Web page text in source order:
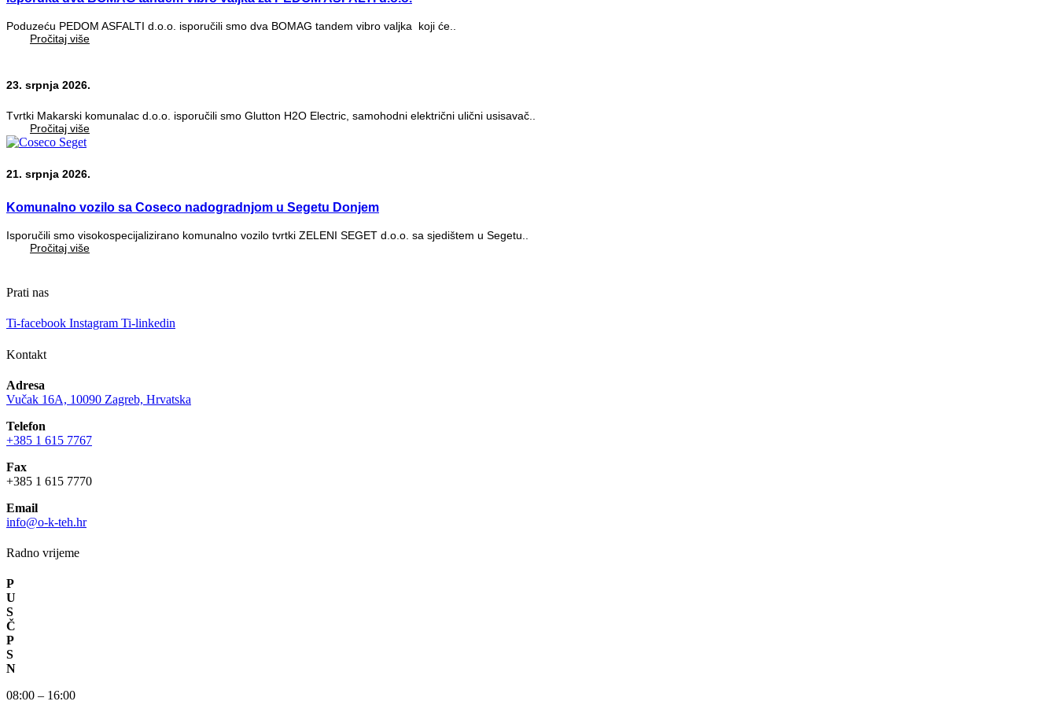
Poduzeću PEDOM ASFALTI d.o.o. isporučili smo dva BOMAG tandem vibro valjka koji će..
Pročitaj više
23. srpnja 2026.
Tvrtki Makarski komunalac d.o.o. isporučili smo Glutton H2O Electric, samohodni električni ulični usisavač..
Pročitaj više
21. srpnja 2026.
Komunalno vozilo sa Coseco nadogradnjom u Segetu Donjem
Isporučili smo visokospecijalizirano komunalno vozilo tvrtki ZELENI SEGET d.o.o. sa sjedištem u Segetu..
Pročitaj više
Prati nas
Ti-facebook Instagram Ti-linkedin
Kontakt
Adresa
Vučak 16A, 10090 Zagreb, Hrvatska
Telefon
+385 1 615 7767
Fax
+385 1 615 7770
Email
info@o-k-teh.hr
Radno vrijeme
P
U
S
Č
P
S
N
08:00 – 16:00